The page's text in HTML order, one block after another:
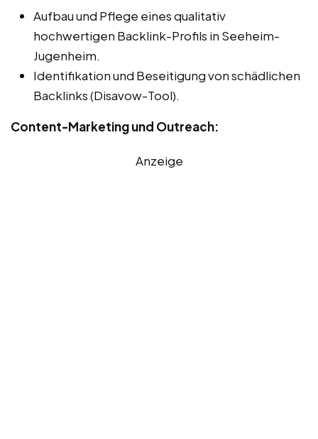
Aufbau und Pflege eines qualitativ
hochwertigen Backlink-Profils in Seeheim-
Jugenheim.
Identifikation und Beseitigung von schädlichen
Backlinks (Disavow-Tool).
Content-Marketing und Outreach:
Anzeige